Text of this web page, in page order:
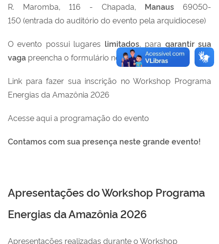
R. Maromba, 116 - Chapada, Manaus 69050-
150 (entrada do auditório do evento pela arquidiocese)
O evento possui lugares limitados, para garantir sua
vaga preencha o formulário no seguinte link:
Link para fazer sua inscrição no Workshop Programa
Energias da Amazônia 2026
Acesse aqui a programação do evento
Contamos com sua presença neste grande evento!
Apresentações do Workshop Programa
Energias da Amazônia 2026
Apresentações realizadas durante o Workshop